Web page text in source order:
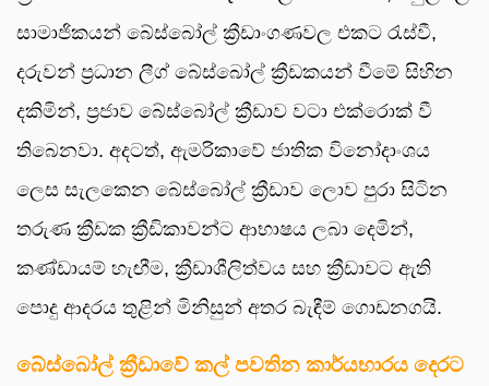
සාමාජිකයන් බේස්බෝල් ක්‍රීඩාංගණවල එකට රැස්වී,
දරුවන් ප්‍රධාන ලීග් බේස්බෝල් ක්‍රීඩකයන් වීමේ සිහින
දකිමින්, ප්‍රජාව බේස්බෝල් ක්‍රීඩාව වටා එක්රොක් වී
තිබෙනවා. අදටත්, ඇමරිකාවේ ජාතික විනෝදාංශය
ලෙස සැලකෙන බේස්බෝල් ක්‍රීඩාව ලොව පුරා සිටින
තරුණ ක්‍රීඩක ක්‍රීඩිකාවන්ට ආභාෂය ලබා දෙමින්,
කණ්ඩායම් හැඟීම, ක්‍රීඩාශීලිත්වය සහ ක්‍රීඩාවට ඇති
පොදු ආදරය තුළින් මිනිසුන් අතර බැඳීම් ගොඩනගයි.
බේස්බෝල් ක්‍රීඩාවේ කල් පවතින කාර්යභාරය දෙරට